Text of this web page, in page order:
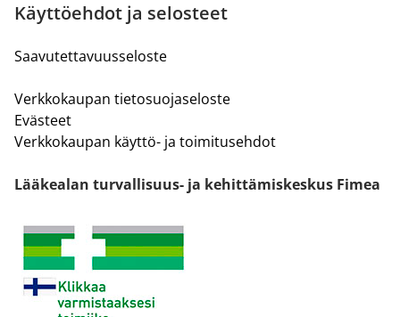
Käyttöehdot ja selosteet
Saavutettavuusseloste
Verkkokaupan tietosuojaseloste
Evästeet
Verkkokaupan käyttö- ja toimitusehdot
Lääkealan turvallisuus- ja kehittämiskeskus Fimea